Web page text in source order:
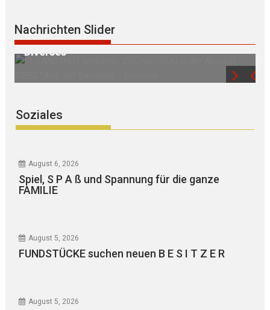
Nachrichten Slider
PI-LANDSHUT berichtet: ZECHBETRUG in
der Altstadt – DIEBSTAHL auf Baustelle –
Diverses
aus
Soziales
August 6, 2026
Spiel, S P A ß und Spannung für die ganze
FAMILIE
August 5, 2026
FUNDSTÜCKE suchen neuen B E S I T Z E R
August 5, 2026